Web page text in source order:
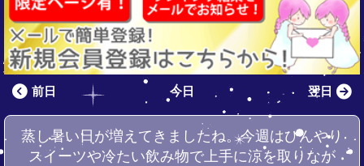
前日 今日 翌日
蒸し暑い日が増えてきましたね。今週はひんやり
スイーツや冷たい飲み物で上手に涼を取りなが